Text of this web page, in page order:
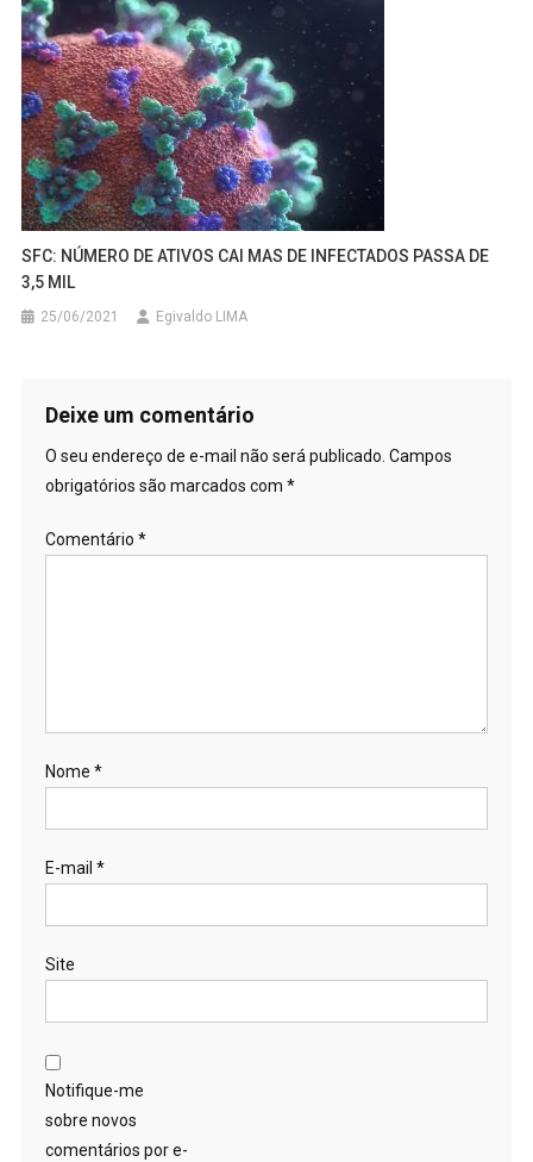
SFC: NÚMERO DE ATIVOS CAI MAS DE INFECTADOS PASSA DE
3,5 MIL
25/06/2021 Egivaldo LIMA
Deixe um comentário
O seu endereço de e-mail não será publicado. Campos
obrigatórios são marcados com *
Comentário *
Nome *
E-mail *
Site
Notifique-me
sobre novos
comentários por e-